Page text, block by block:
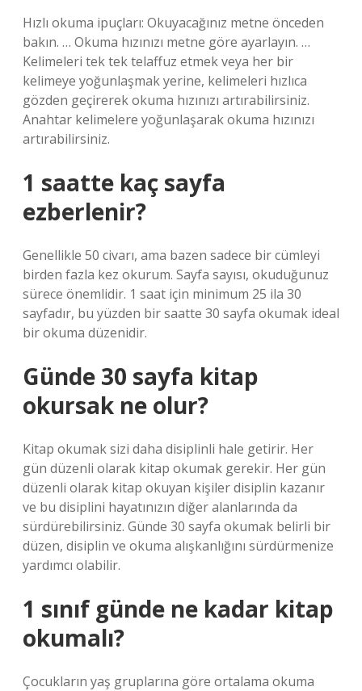
Hızlı okuma ipuçları: Okuyacağınız metne önceden
bakın. … Okuma hızınızı metne göre ayarlayın. …
Kelimeleri tek tek telaffuz etmek veya her bir
kelimeye yoğunlaşmak yerine, kelimeleri hızlıca
gözden geçirerek okuma hızınızı artırabilirsiniz.
Anahtar kelimelere yoğunlaşarak okuma hızınızı
artırabilirsiniz.
1 saatte kaç sayfa
ezberlenir?
Genellikle 50 civarı, ama bazen sadece bir cümleyi
birden fazla kez okurum. Sayfa sayısı, okuduğunuz
sürece önemlidir. 1 saat için minimum 25 ila 30
sayfadır, bu yüzden bir saatte 30 sayfa okumak ideal
bir okuma düzenidir.
Günde 30 sayfa kitap
okursak ne olur?
Kitap okumak sizi daha disiplinli hale getirir. Her
gün düzenli olarak kitap okumak gerekir. Her gün
düzenli olarak kitap okuyan kişiler disiplin kazanır
ve bu disiplini hayatınızın diğer alanlarında da
sürdürebilirsiniz. Günde 30 sayfa okumak belirli bir
düzen, disiplin ve okuma alışkanlığını sürdürmenize
yardımcı olabilir.
1 sınıf günde ne kadar kitap
okumalı?
Çocukların yaş gruplarına göre ortalama okuma